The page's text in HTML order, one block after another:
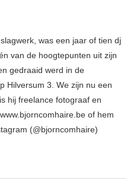
was een jaar of tien dj
van de hoogtepunten uit zijn
gedraaid werd in de
Hilversum 3. We zijn nu een
hij freelance fotograaf en
of hem
(@bjorncomhaire)